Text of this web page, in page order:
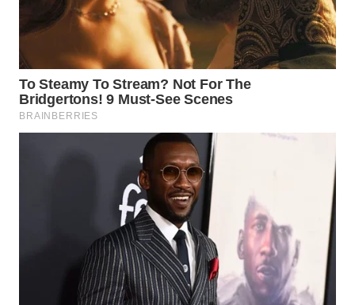
WAHANA
WAHANANEWS
ID